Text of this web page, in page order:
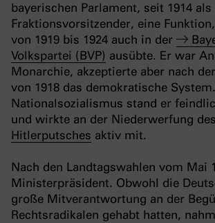
bayerischen Parlament, seit 1914 als
Fraktionsvorsitzender, eine
von 1919 bis 1924 auch in der
Volkspartei (BVP) ausübte. Er war
Monarchie, akzeptierte aber nach der
von 1918 das demokratische
Nationalsozialismus stand er
und wirkte an der Niederwerfung des
Hitlerputsches aktiv mit.
Nach den Landtagswahlen vom Mai
Ministerpräsident. Obwohl die
große Mitverantwortung an der
Rechtsradikalen gehabt hatten,